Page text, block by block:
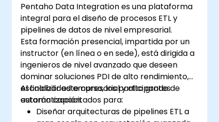
Pentaho Data Integration es una plataforma
integral para el diseño de procesos ETL y
pipelines de datos de nivel empresarial.
Esta formación presencial, impartida por un
instructor (en línea o en sede), está dirigida a
ingenieros de nivel avanzado que deseen
dominar soluciones PDI de alto rendimiento,
escalabilidad empresarial y alto grado de
automatización.
Al finalizar este curso, los participantes
estarán capacitados para:
Diseñar arquitecturas de pipelines ETL a